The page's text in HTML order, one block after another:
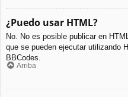
¿Puedo usar HTML?
No. No es posible publicar en
que se pueden ejecutar utilizando
BBCodes.
Arriba